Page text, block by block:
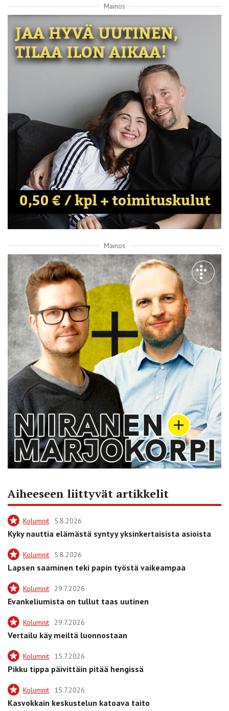
Mainos
Mainos
Aiheeseen liittyvät artikkelit
Kolumnit 5.8.2026
Kyky nauttia elämästä syntyy yksinkertaisista asioista
Kolumnit 5.8.2026
Lapsen saaminen teki papin työstä vaikeampaa
Kolumnit 29.7.2026
Evankeliumista on tullut taas uutinen
Kolumnit 29.7.2026
Vertailu käy meiltä luonnostaan
Kolumnit 15.7.2026
Pikku tippa päivittäin pitää hengissä
Kolumnit 15.7.2026
Kasvokkain keskustelun katoava taito